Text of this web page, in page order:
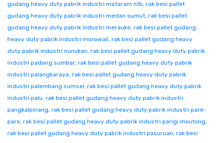
gudang heavy duty pabrik industri mataram ntb, rak besi pallet
gudang heavy duty pabrik industri medan sumut, rak besi pallet
gudang heavy duty pabrik industri merauke, rak besi pallet gudang
heavy duty pabrik industri morowali, rak besi pallet gudang heavy
duty pabrik industri nunukan, rak besi pallet gudang heavy duty pabrik
industri padang sumbar, rak besi pallet gudang heavy duty pabrik
industri palangkaraya, rak besi pallet gudang heavy duty pabrik
industri palembang sumsel, rak besi pallet gudang heavy duty pabrik
industri palu, rak besi pallet gudang heavy duty pabrik industri
pangkalpinang, rak besi pallet gudang heavy duty pabrik industri pare-
pare, rak besi pallet gudang heavy duty pabrik industri parigi moutong,
rak besi pallet gudang heavy duty pabrik industri pasuruan, rak besi